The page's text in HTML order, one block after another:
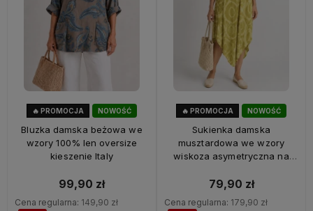
NOWOŚĆ
OKAZJA
🔥 PROMOCJA
Bluzka damska beżowa we
wzory 100% len oversize
kieszenie Italy
99,90 zł
Cena regularna: 149,90 zł
NOWOŚĆ
🔥 PROMOCJA
Sukienka damska
musztardowa we wzory
wiskoza asymetryczna na
79,90 zł
Cena regularna: 179,90 zł